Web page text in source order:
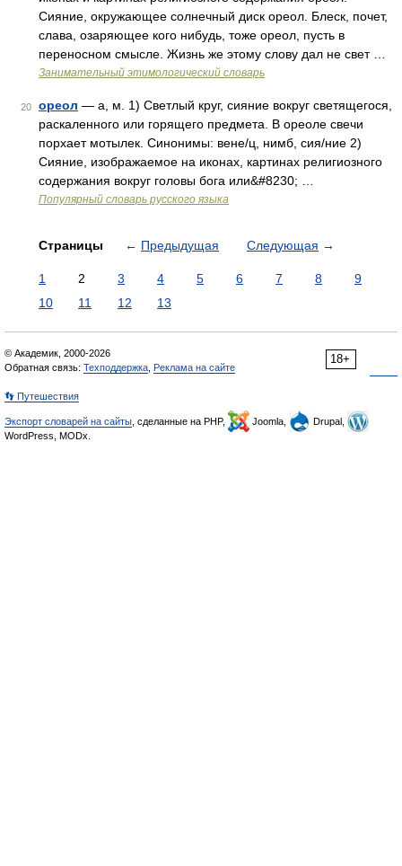
Сияние, окружающее солнечный диск ореол. Блеск, почет,
слава, озаряющее кого нибудь, тоже ореол, пусть в
переносном смысле. Жизнь же этому слову дал не свет …
Занимательный этимологический словарь
20 ореол — а, м. 1) Светлый круг, сияние вокруг светящегося,
раскаленного или горящего предмета. В ореоле свечи
порхает мотылек. Синонимы: вене/ц, нимб, сия/ние 2)
Сияние, изображаемое на иконах, картинах религиозного
содержания вокруг головы бога или&#8230; …
Популярный словарь русского языка
Страницы ← Предыдущая Следующая →
1 2 3 4 5 6 7 8
9
10
11 12 13
18+
© Академик, 2000-2026
Обратная связь: Техподдержка Реклама на сайте
👣 Путешествия
Экспорт словарей на сайты , сделанные на PHP, Joomla,
Drupal,
WordPress, MODx.